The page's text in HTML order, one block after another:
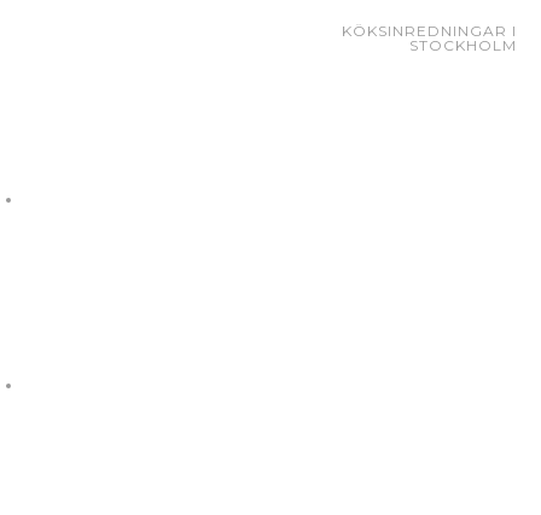
KÖKSINREDNINGAR I
STOCKHOLM